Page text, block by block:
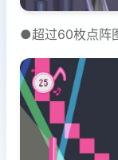
●超过60枚点阵